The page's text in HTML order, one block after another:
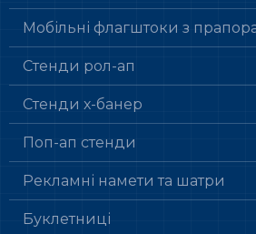
Мобільні флагштоки з
Стенди рол-ап
Стенди х-банер
Поп-ап стенди
Рекламні намети та шатри
Буклетниці